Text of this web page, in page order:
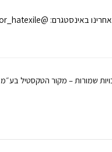
באינסטגרם: @makor_hatexile
שמורות – מקור הטקסטיל בע״מ